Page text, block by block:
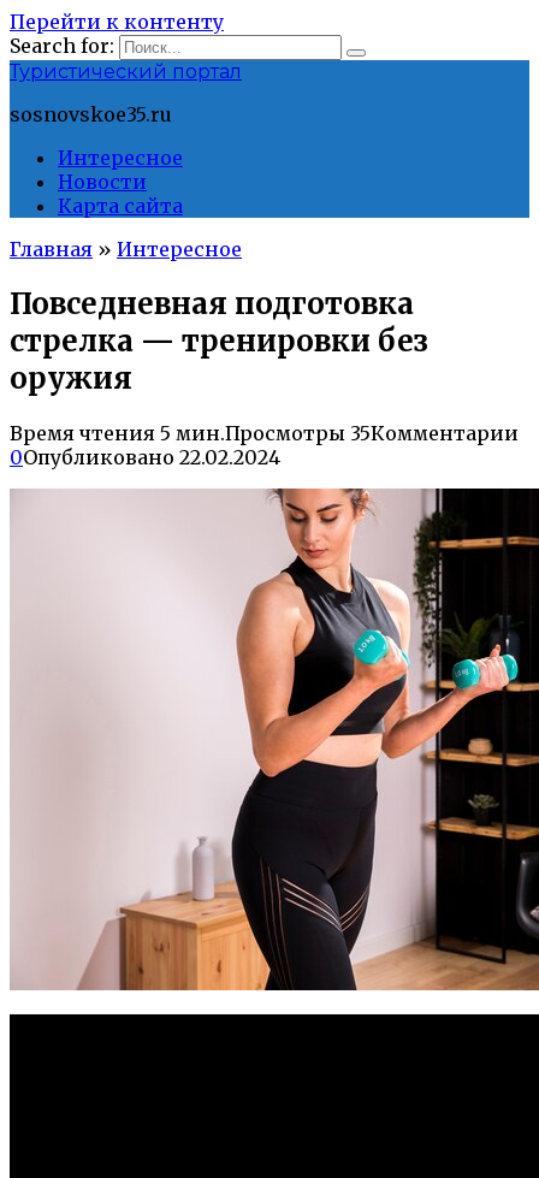
Перейти к контенту
Search for:
Туристический портал
sosnovskoe35.ru
Интересное
Новости
Карта сайта
Главная » Интересное
Повседневная подготовка
стрелка — тренировки без
оружия
Время чтения 5 мин.Просмотры 35Комментарии
0Опубликовано 22.02.2024